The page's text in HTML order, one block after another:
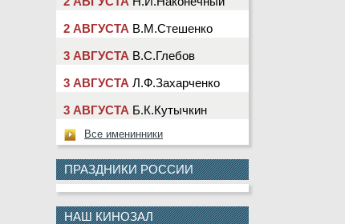
3 АВГУСТА
4 АВГУСТА М.Ю.Клещева
4 АВГУСТА Т.Н.Насолдина
Все именинники
ПРАЗДНИКИ РОССИИ
НАШ КИНОЗАЛ